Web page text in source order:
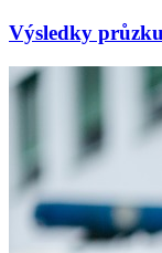
Výsledky